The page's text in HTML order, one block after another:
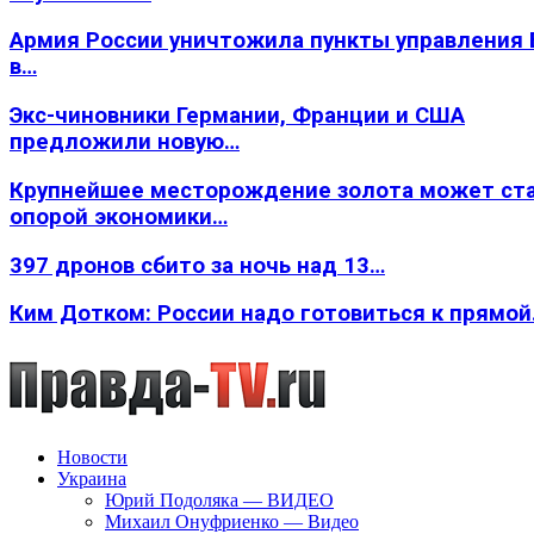
Армия России уничтожила пункты
в…
Экс-чиновники Германии, Франции и США
предложили новую…
Крупнейшее месторождение золота может
опорой экономики…
397 дронов сбито за ночь над 13…
Ким Дотком: России надо готовиться к
Новости
Украина
Юрий Подоляка — ВИДЕО
Михаил Онуфриенко — Видео